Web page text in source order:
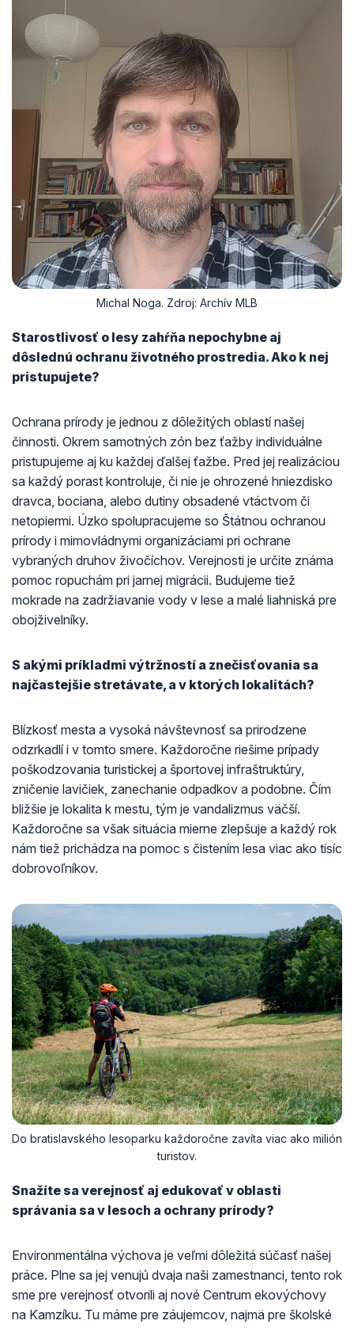
Michal Noga. Zdroj: Archív MLB
Starostlivosť o lesy zahŕňa nepochybne aj
dôslednú ochranu životného prostredia. Ako k nej
pristupujete?
Ochrana prírody je jednou z dôležitých oblastí našej
činnosti. Okrem samotných zón bez ťažby individuálne
pristupujeme aj ku každej ďalšej ťažbe. Pred jej realizáciou
sa každý porast kontroluje, či nie je ohrozené hniezdisko
dravca, bociana, alebo dutiny obsadené vtáctvom či
netopiermi. Úzko spolupracujeme so Štátnou ochranou
prírody i mimovládnymi organizáciami pri ochrane
vybraných druhov živočíchov. Verejnosti je určite známa
pomoc ropuchám pri jarnej migrácii. Budujeme tiež
mokrade na zadržiavanie vody v lese a malé liahniská pre
obojživelníky.
S akými príkladmi výtržností a znečisťovania sa
najčastejšie stretávate, a v ktorých lokalitách?
Blízkosť mesta a vysoká návštevnosť sa prirodzene
odzrkadlí i v tomto smere. Každoročne riešime prípady
poškodzovania turistickej a športovej infraštruktúry,
zničenie lavičiek, zanechanie odpadkov a podobne. Čím
bližšie je lokalita k mestu, tým je vandalizmus väčší.
Každoročne sa však situácia mierne zlepšuje a každý rok
nám tiež prichádza na pomoc s čistením lesa viac ako tisíc
dobrovoľníkov.
Do bratislavského lesoparku každoročne zavíta viac ako milión
turistov.
Snažíte sa verejnosť aj edukovať v oblasti
správania sa v lesoch a ochrany prírody?
Environmentálna výchova je veľmi dôležitá súčasť našej
práce. Plne sa jej venujú dvaja naši zamestnanci, tento rok
sme pre verejnosť otvorili aj nové Centrum ekovýchovy
na Kamzíku. Tu máme pre záujemcov, najmä pre školské